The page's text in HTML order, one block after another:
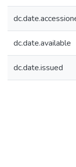
dc.date.available
dc.date.issued